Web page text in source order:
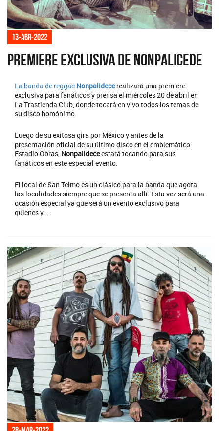
13-abr-2022
Premiere exclusiva de Nonpalicede
La banda de reggae Nonpalidecerealizará una premiere
exclusiva para fanáticos y prensa el miércoles 20 de abril en
La Trastienda Club, donde tocará en vivo todos los temas de
su disco homónimo.
Luego de su exitosa gira por México y antes de la
presentación oficial de su último disco en el emblemático
Estadio Obras, Nonpalideceestará tocando para sus
fanáticos en este especial evento.
El local de San Telmo es un clásico para la banda que agota
las localidades siempre que se presenta allí. Esta vez será una
ocasión especial ya que será un evento exclusivo para
quienes y...